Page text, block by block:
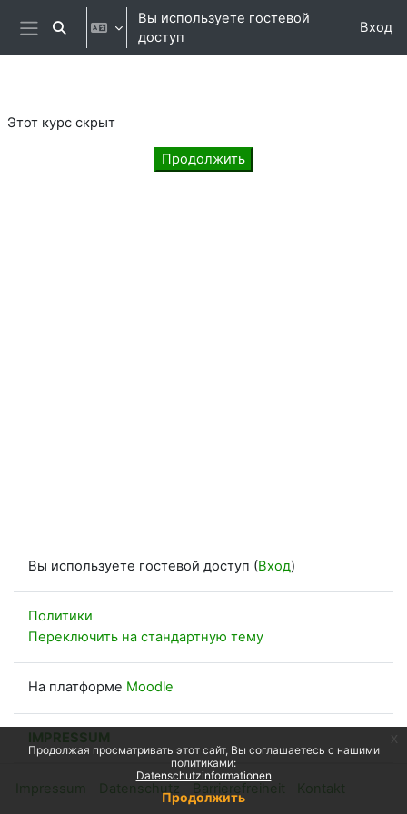
Перейти к основному содержанию
Продолжая просматривать этот сайт, Вы соглашаетесь с нашими
политиками:
Datenschutzinformationen
Продолжить
Боковая панель
Изменить данные поисковой строки
Вы используете гостевой
доступ
Вход
Этот курс скрыт
Продолжить
Вы используете гостевой доступ (Вход)
Политики
Переключить на стандартную тему
На платформе Moodle
IMPRESSUM
Impressum Datenschutz Barrierefreiheit Kontakt